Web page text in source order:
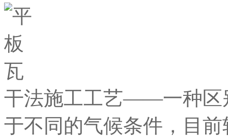
干法施工工艺——一种区
于不同的气候条件，目